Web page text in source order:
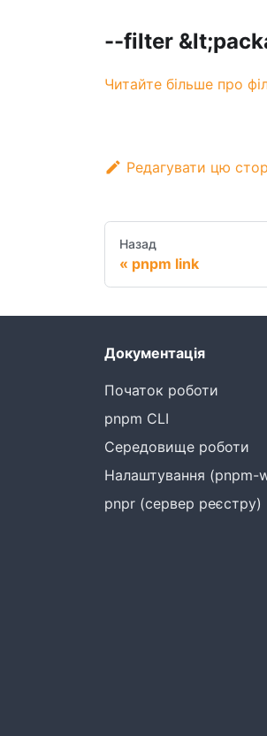
--filter
Читайте більше про
Редагувати цю
Назад
pnpm link
Документація
Початок роботи
pnpm CLI
Середовище роботи
Налаштування (pnpm-
pnpr (сервер реєстру)